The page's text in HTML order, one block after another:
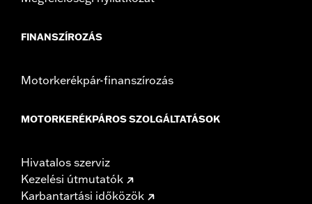
FINANSZÍROZÁS
Motorkerékpár-finanszírozás
MOTORKERÉKPÁROS SZOLGÁLTATÁSOK
Hivatalos szerviz
Kezelési útmutatók
Karbantartási időközök